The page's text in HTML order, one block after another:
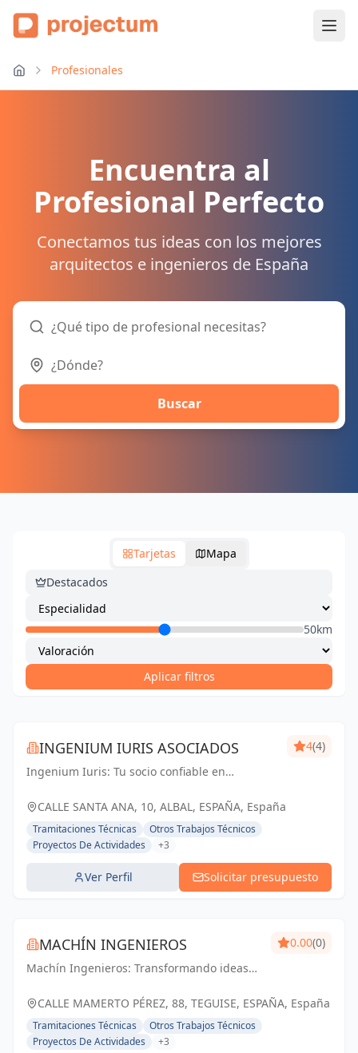
Profesionales
Encuentra al
Profesional Perfecto
Conectamos tus ideas con los mejores
arquitectos e ingenieros de España
Buscar
Tarjetas
Mapa
Destacados
50km
Aplicar filtros
INGENIUM IURIS ASOCIADOS
Ingenium Iuris: Tu socio confiable en
Soluciones profesionales para proyectos
4(4)
CALLE SANTA ANA, 10, ALBAL, ESPAÑA, España
Tramitaciones Técnicas
Otros Trabajos Técnicos
Proyectos De Actividades
+3
Ver Perfil Solicitar presupuesto
MACHÍN INGENIEROS
Machín Ingenieros: Transformando ideas
compromiso para un futuro sostenible.
0.00(0)
CALLE MAMERTO PÉREZ, 88, TEGUISE, ESPAÑA, España
Tramitaciones Técnicas
Otros Trabajos Técnicos
Proyectos De Actividades
+3